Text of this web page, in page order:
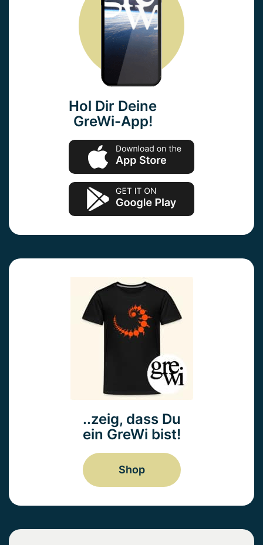
Hol Dir Deine
GreWi-App!
..zeig, dass Du
ein GreWi bist!
Shop